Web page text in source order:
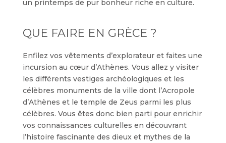
un printemps de pur bonheur riche en culture.
QUE FAIRE EN GRÈCE ?
Enfilez vos vêtements d’explorateur et faites une
incursion au cœur d’Athènes. Vous allez y visiter
les différents vestiges archéologiques et les
célèbres monuments de la ville dont l’Acropole
d’Athènes et le temple de Zeus parmi les plus
célèbres. Vous êtes donc bien parti pour enrichir
vos connaissances culturelles en découvrant
l’histoire fascinante des dieux et mythes de la